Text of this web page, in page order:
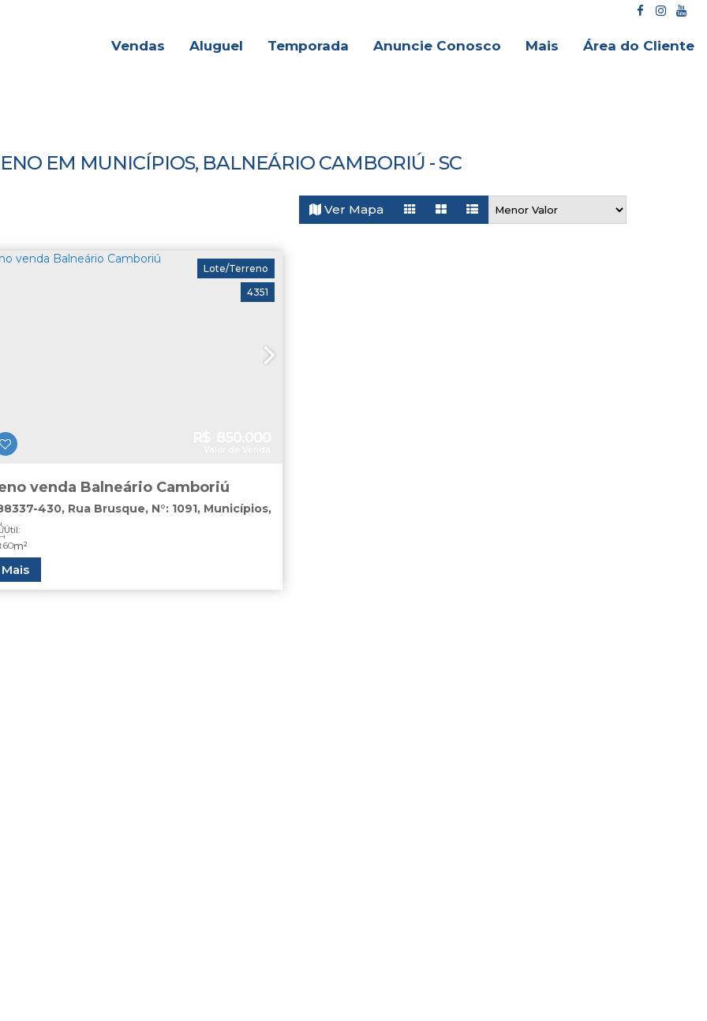
Área do Cliente
Mais
Anuncie Conosco
Temporada
Aluguel
Vendas
EM MUNICÍPIOS, BALNEÁRIO CAMBORIÚ - SC
Ver Mapa
4351
Lote/Terreno
venda Balneário Camboriú
430, Rua Brusque, N°:1091, Municípios
Camboriú Santa Catarina Brasil
Útil:
.60m²